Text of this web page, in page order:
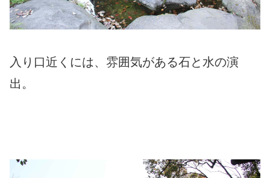
入り口近くには、雰囲気がある石と水の演
出。